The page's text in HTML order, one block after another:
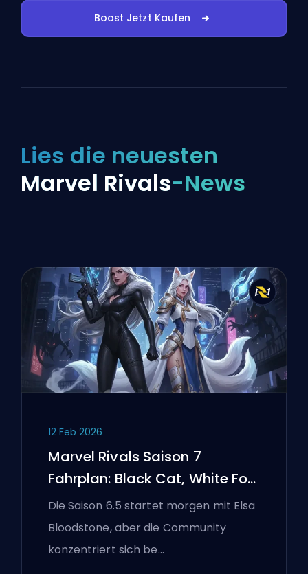
Boost Jetzt Kaufen
Lies die neuesten
Marvel Rivals-News
12 Feb 2026
Marvel Rivals Saison 7
Fahrplan: Black Cat, White Fox
und das Monsters Take
Manhattan Event
Die Saison 6.5 startet morgen mit Elsa
Bloodstone, aber die Community
konzentriert sich be…